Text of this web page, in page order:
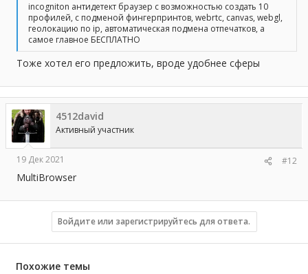
incogniton антидетект браузер с возможностью создать 10
профилей, с подменой фингерпринтов, webrtc, canvas, webgl,
геолокацию по ip, автоматическая подмена отпечатков, а
самое главное БЕСПЛАТНО
Тоже хотел его предложить, вроде удобнее сферы
4512david
Активный участник
19 Дек 2021 #12
MultiBrowser
Войдите или зарегистрируйтесь для ответа.
Похожие темы